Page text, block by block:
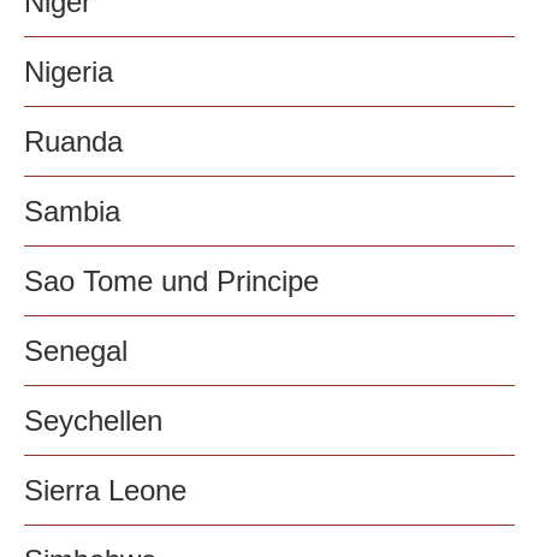
Nigeria
Ruanda
Sambia
Sao Tome und Principe
Senegal
Seychellen
Sierra Leone